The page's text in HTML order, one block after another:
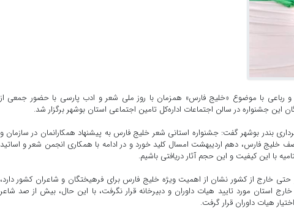
و رباعی با موضوع «خلیج فارس» همزمان با روز ملی شعر و ادب پارسی با حضور جمعی از
جشنواره در سالن اجتماعات اداره‌کل تامین اجتماعی استان بوشهر برگزار شد.
بندر بوشهر گفت: جشنواره استانی شعر خلیج فارس به پیشنهاد همکارانمان در سازمان و
خلیج فارس، دهم اردیبهشت‌ امسال کلید خورد و در ادامه با همکاری انجمن شعر و اساتید
با این کیفیت و این حجم آثار دریافتی باشیم.
و حتی خارج از کشور نشان از اهمیت ویژه خلیج فارس برای فرهیختگان و شاعران کشور دارد،
خارج استان مورد تایید هیات داوران و دبیرخانه قرار نگرفت، با این حال، بیش از صد شاعر